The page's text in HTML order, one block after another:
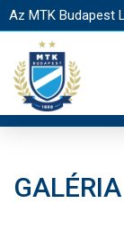
Az MTK Budapest
GALÉRIA